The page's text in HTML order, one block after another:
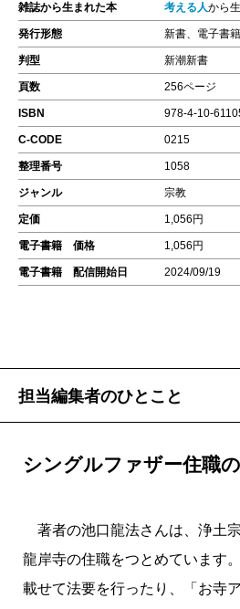
雑誌から生まれた本 考える人から
発行形態 新書、電子書籍
判型 新潮新書
頁数 256ページ
ISBN 978-4-10-
C-CODE 0215
整理番号 1058
ジャンル 宗教
定価 1,056円
電子書籍 価格 1,056円
電子書籍 配信開始日 2024/09/19
担当編集者のひとこと
シングルファザー住職の
著者の池口龍法さんは、浄土
龍岸寺の住職をつとめています
載せて法要を行ったり、「お寺